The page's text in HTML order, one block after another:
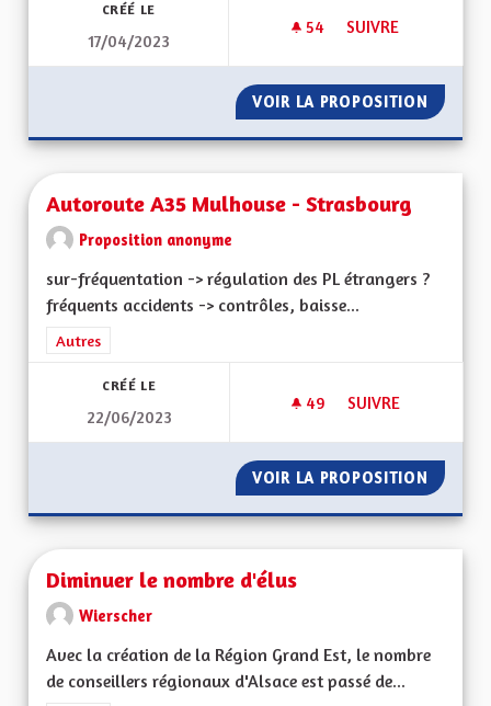
CRÉÉ LE
17/04/2023
54 54 ABONNÉS
SUIVRE
VOIR LA PROPOSITION
Autoroute A35 Mulhouse - Strasbourg
Proposition anonyme
sur-fréquentation -> régulation des PL étrangers ?
fréquents accidents -> contrôles, baisse...
Filtrer les résultats de la catégorie : Autres
Autres
CRÉÉ LE
22/06/2023
49 49 ABONNÉS
SUIVRE
VOIR LA PROPOSITION
Diminuer le nombre d'élus
Wierscher
Avec la création de la Région Grand Est, le nombre
de conseillers régionaux d'Alsace est passé de...